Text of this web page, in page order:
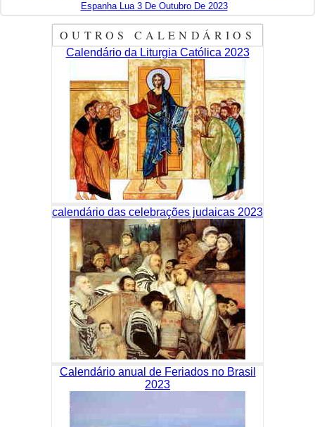
Espanha Lua 3 De Outubro De 2023
OUTROS CALENDÁRIOS
Calendário da Liturgia Católica 2023
calendário das celebrações judaicas 2023
Calendário anual de Feriados no Brasil
2023